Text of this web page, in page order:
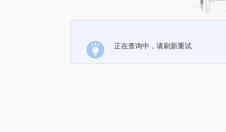
正在查询中，请刷新重试